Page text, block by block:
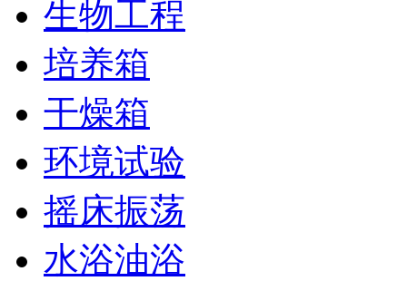
生物工程
培养箱
干燥箱
环境试验
摇床振荡
水浴油浴